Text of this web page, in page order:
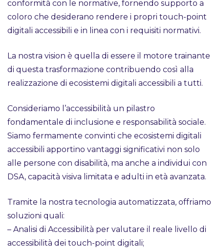
conformità con le normative, fornendo supporto a
coloro che desiderano rendere i propri touch-point
digitali accessibili e in linea con i requisiti normativi.
La nostra vision è quella di essere il motore trainante
di questa trasformazione contribuendo così alla
realizzazione di ecosistemi digitali accessibili a tutti.
Consideriamo l’accessibilità un pilastro
fondamentale di inclusione e responsabilità sociale.
Siamo fermamente convinti che ecosistemi digitali
accessibili apportino vantaggi significativi non solo
alle persone con disabilità, ma anche a individui con
DSA, capacità visiva limitata e adulti in età avanzata.
Tramite la nostra tecnologia automatizzata, offriamo
soluzioni quali:
– Analisi di Accessibilità per valutare il reale livello di
accessibilità dei touch-point digitali;